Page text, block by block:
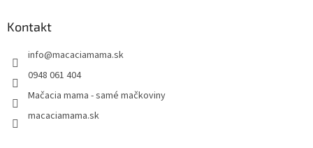
Kontakt
info@macaciamama.sk
0948 061 404
Mačacia mama - samé mačkoviny
macaciamama.sk